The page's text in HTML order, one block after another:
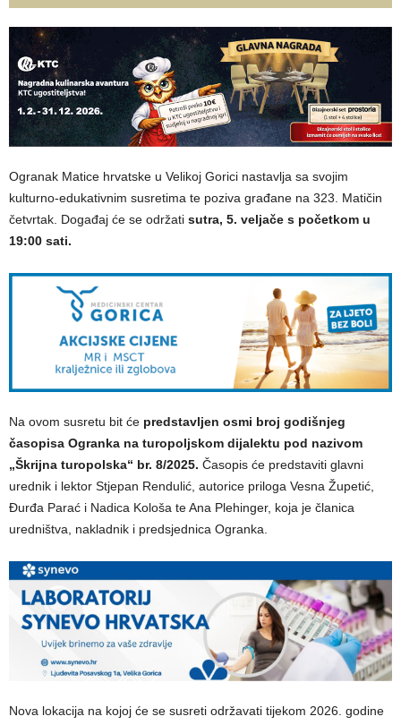
Ogranak Matice hrvatske u Velikoj Gorici nastavlja sa svojim
kulturno-edukativnim susretima te poziva građane na 323. Matičin
četvrtak. Događaj će se održati sutra, 5. veljače s početkom u
19:00 sati.
Na ovom susretu bit će predstavljen osmi broj godišnjeg
časopisa Ogranka na turopoljskom dijalektu pod nazivom
„Škrijna turopolska“ br. 8/2025. Časopis će predstaviti glavni
urednik i lektor Stjepan Rendulić, autorice priloga Vesna Župetić,
Đurđa Parać i Nadica Kološa te Ana Plehinger, koja je članica
uredništva, nakladnik i predsjednica Ogranka.
Nova lokacija na kojoj će se susreti održavati tijekom 2026. godine